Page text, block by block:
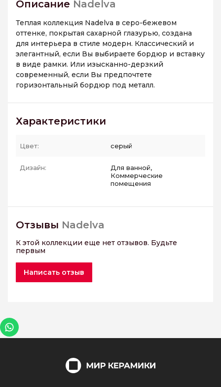
Описание Nadelva
Теплая коллекция Nadelva в серо-бежевом
оттенке, покрытая сахарной глазурью, создана
для интерьера в стиле модерн. Классический и
элегантный, если Вы выбираете бордюр и вставку
в виде рамки. Или изысканно-дерзкий
современный, если Вы предпочтете
горизонтальный бордюр под металл.
Характеристики
Цвет: серый
Дизайн:
Для ванной,
Коммерческие
помещения
Отзывы Nadelva
К этой коллекции еще нет отзывов. Будьте
первым
Написать отзыв